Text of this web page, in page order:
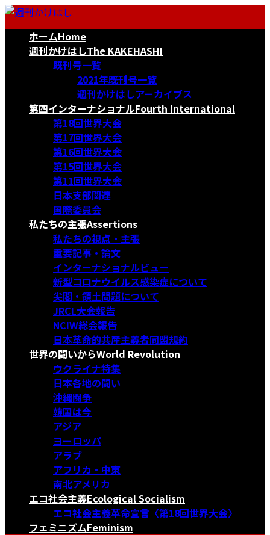
コ
ナ
ホームHome
週刊かけはしThe KAKEHASHI
既刊号一覧
2021年既刊号一覧
週刊かけはしアーカイブス
第四インターナショナルFourth International
第18回世界大会
第17回世界大会
第16回世界大会
第15回世界大会
第11回世界大会
日本支部関連
国際委員会
私たちの主張Assertions
私たちの視点・主張
重要記事・論文
インターナショナルビュー
新型コロナウイルス感染症について
尖閣・領土問題について
JRCL大会報告
NCIW総会報告
日本革命的共産主義者同盟規約
世界の闘いからWorld Revolution
ウクライナ特集
日本各地の闘い
沖縄闘争
韓国は今
アジア
ヨーロッパ
アラブ
アフリカ・中東
南北アメリカ
エコ社会主義Ecological Socialism
エコ社会主義革命宣言〈第18回世界大会〉
フェミニズムFeminism